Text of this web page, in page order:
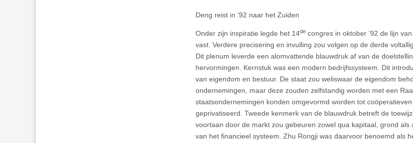
Deng reist in ’92 naar het Zuiden
Onder zijn inspiratie legde het 14de congres in oktober ’92 de lijn
vast. Verdere precisering en invulling zou volgen op de derde
Dit plenum leverde een alomvattende blauwdruk af van de
hervormingen. Kernstuk was een modern bedrijfssysteem. Dit
van eigendom en bestuur. De staat zou weliswaar de eigendom
ondernemingen, maar deze zouden zelfstandig worden met een
staatsondernemingen konden omgevormd worden tot
geprivatiseerd. Tweede kenmerk van de blauwdruk betreft de
voortaan door de markt zou gebeuren zowel qua kapitaal, grond als
van het financieel systeem. Zhu Rongji was daarvoor benoemd als